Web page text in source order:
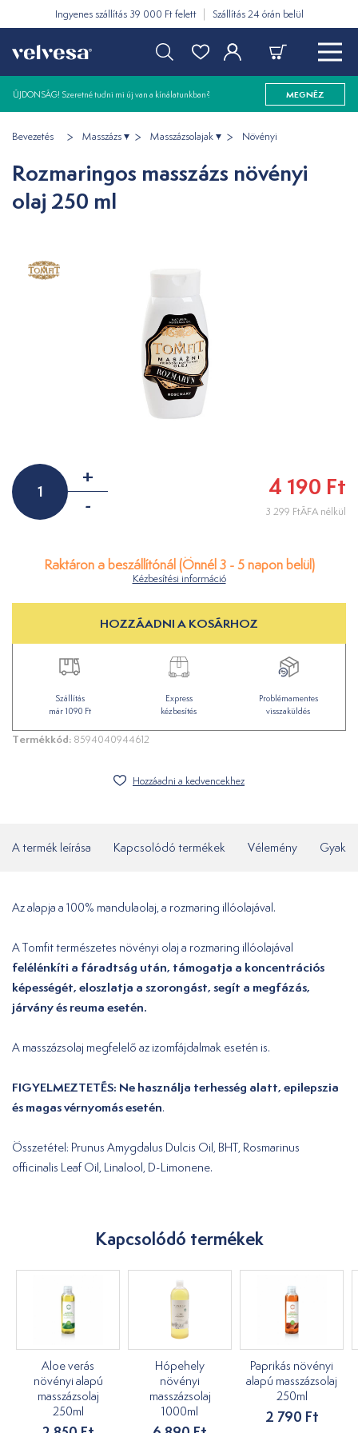
Ingyenes szállítás 39 000 Ft felett Szállítás 24 órán belül
ÚJDONSÁG! Szeretné tudni mi új van a kínálatunkban? MEGNÉZ
Bevezetés Masszázs Masszázsolajak Növényi
Rozmaringos masszázs növényi
olaj 250 ml
+
-
4 190 Ft
3 299 FtÁFA nélkül
Raktáron a beszállítónál (Önnél 3 - 5 napon belül)
Kézbesítési információ
HOZZÁADNI A KOSÁRHOZ
Szállítás
már 1090 Ft
Express
kézbesítés
Problémamentes
visszaküldés
Termékkód: 8594040944612
Hozzáadni a kedvencekhez
A termék leírása Kapcsolódó termékek Vélemény
Az alapja a 100% mandulaolaj, a rozmaring illóolajával.
A Tomfit természetes növényi olaj a rozmaring illóolajával
felélénkíti a fáradtság után, támogatja a koncentrációs
képességét, eloszlatja a szorongást, segít a megfázás,
járvány és reuma esetén.
A masszázsolaj megfelelő az izomfájdalmak esetén is.
FIGYELMEZTETÉS: Ne használja terhesség alatt, epilepszia
és magas vérnyomás esetén.
Összetétel: Prunus Amygdalus Dulcis Oil, BHT, Rosmarinus
officinalis Leaf Oil, Linalool, D-Limonene.
Kapcsolódó termékek
Aloe verás
növényi alapú
masszázsolaj
250ml
Hópehely
növényi
masszázsolaj
1000ml
Paprikás növényi
alapú masszázsolaj
250ml
2 790 Ft